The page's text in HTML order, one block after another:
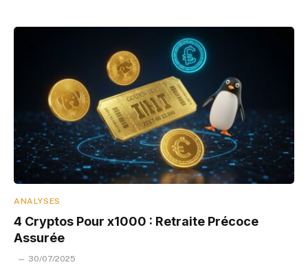
ANALYSES
4 Cryptos Pour x1000 : Retraite Précoce
Assurée
30/07/2025